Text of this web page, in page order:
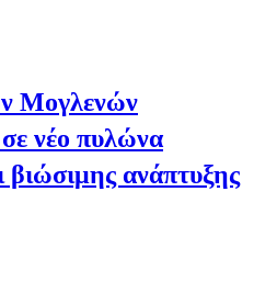
Μογλενών
σε νέο πυλώνα
βιώσιμης ανάπτυξης